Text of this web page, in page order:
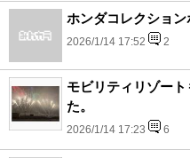
ホンダコレクショ
2026/1/14 17:52 2
モビリティリゾー
た。
2026/1/14 17:23 6